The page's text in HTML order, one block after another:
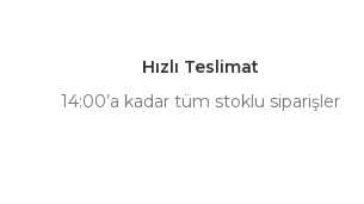
Ürün fiyatı diğer sitelerden daha pahalı.
Hızlı Teslimat
14:00’a kadar tüm stoklu siparişler